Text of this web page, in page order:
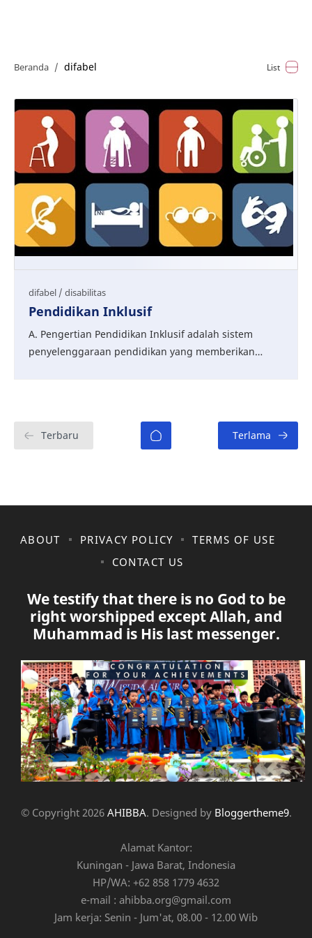
Program
Pendaftaran
difabel
Pendidikan Inklusif
A. Pengertian Pendidikan Inklusif adalah sistem
penyelenggaraan pendidikan yang memberikan
ABOUT PRIVACY POLICY
TERMS OF USE
CONTACT US
We testify that there is no God to be
right worshipped except Allah, and
Muhammad is His last messenger.
© Copyright 2026 AHIBBA. Designed by Bloggertheme9.
Alamat Kantor:
Kuningan - Jawa Barat, Indonesia
HP/WA: +62 858 1779 4632
e-mail : ahibba.org@gmail.com
Jam kerja: Senin - Jum'at, 08.00 - 12.00 Wib